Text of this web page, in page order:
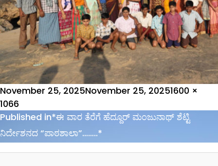
Posted
on
November 25, 2025November 25, 2025Full
1600 ×
1066
Post
navigation
Published in*ಈ ವಾರ ತೆರೆಗೆ ಹೆದ್ದೂರ್ ಮಂಜುನಾಥ್ ಶೆಟ್ಟಿ
ನಿರ್ದೇಶನದ “ಪಾಠಶಾಲಾ”……..*